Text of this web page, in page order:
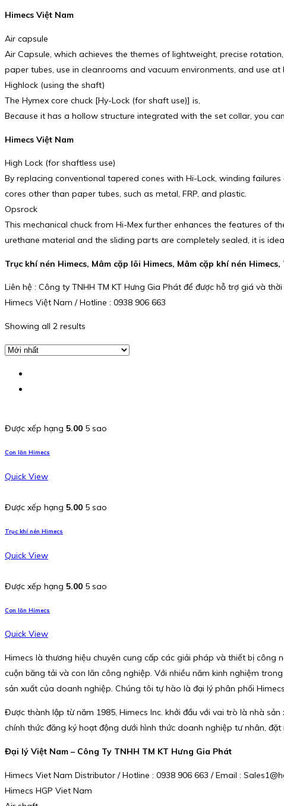
Himecs Việt Nam
Air capsule
Air Capsule, which achieves the themes of lightweight, precise
paper tubes, use in cleanrooms and vacuum environments, and use
Highlock (using the shaft)
The Hymex core chuck [Hy-Lock (for shaft use)] is,
Because it has a hollow structure integrated with the set collar, you
Himecs Việt Nam
High Lock (for shaftless use)
By replacing conventional tapered cones with Hi-Lock, winding
cores other than paper tubes, such as metal, FRP, and plastic.
Opsrock
This mechanical chuck from Hi-Mex further enhances the features of
urethane material and the sliding parts are completely sealed, it is
Trục khí nén Himecs, Mâm cặp lõi Himecs, Mâm cặp khí nén
Liên hệ : Công ty TNHH TM KT Hưng Gia Phát để được hỗ trợ giá và
Himecs Việt Nam / Hotline : 0938 906 663
Showing all 2 results
Được xếp hạng 5.00 5 sao
Con lăn Himecs
Quick View
Được xếp hạng 5.00 5 sao
Trục khí nén Himecs
Quick View
Được xếp hạng 5.00 5 sao
Con lăn Himecs
Quick View
Himecs là thương hiệu chuyên cung cấp các giải pháp và thiết bị
cuộn băng tải và con lăn công nghiệp. Với nhiều năm kinh nghiệm
sản xuất của doanh nghiệp. Chúng tôi tự hào là đại lý phân phối
Được thành lập từ năm 1985, Himecs Inc. khởi đầu với vai trò là nhà
chính thức đăng ký hoạt động dưới hình thức doanh nghiệp tư nhân,
Đại lý Việt Nam – Công Ty TNHH TM KT Hưng Gia Phát
Himecs Viet Nam Distributor / Hotline : 0938 906 663 / Email :
Himecs HGP Viet Nam